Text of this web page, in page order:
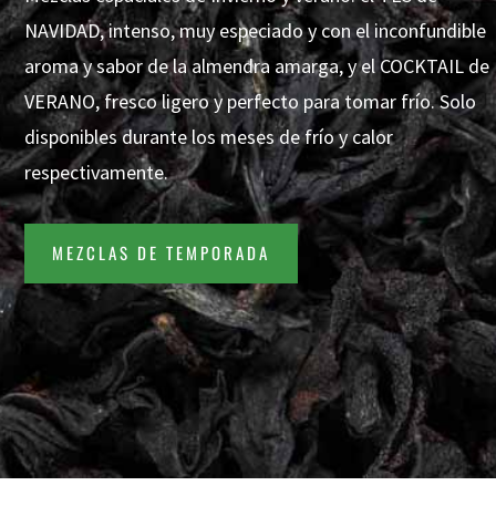
NAVIDAD, intenso, muy especiado y con el inconfundible
aroma y sabor de la almendra amarga, y el COCKTAIL de
VERANO, fresco ligero y perfecto para tomar frío. Solo
disponibles durante los meses de frío y calor
respectivamente.
MEZCLAS DE TEMPORADA